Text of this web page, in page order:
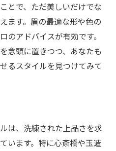
とで、ただ美しいだけでな
ます。眉の最適な形や色の
のアドバイスが有効です。
念頭に置きつつ、あなたも
るスタイルを見つけてみて
は、洗練された上品さを求
います。特に心斎橋や玉造